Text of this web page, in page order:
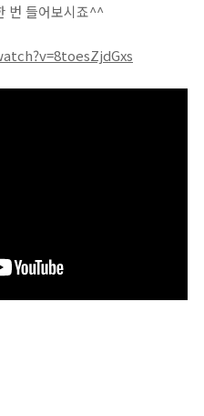
번 들어보시죠^^